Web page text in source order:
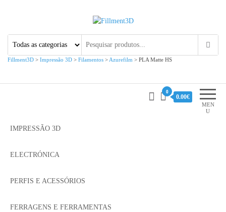
Fillment3D
Fillment3D > Impressão 3D > Filamentos > Azurefilm > PLA Matte HS
MEN
U
0
0.00€
IMPRESSÃO 3D
ELECTRÓNICA
PERFIS E ACESSÓRIOS
FERRAGENS E FERRAMENTAS